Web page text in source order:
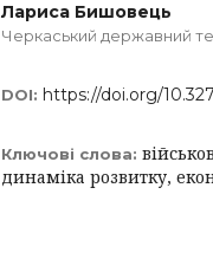
Лариса Бишовець
Черкаський державний
DOI: https://doi.org/
Ключові слова:
динаміка розвитку,